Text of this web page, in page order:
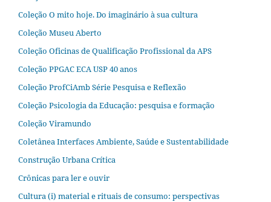
Coleção O mito hoje. Do imaginário à sua cultura
Coleção Museu Aberto
Coleção Oficinas de Qualificação Profissional da APS
Coleção PPGAC ECA USP 40 anos
Coleção ProfCiAmb Série Pesquisa e Reflexão
Coleção Psicologia da Educação: pesquisa e formação
Coleção Viramundo
Coletânea Interfaces Ambiente, Saúde e Sustentabilidade
Construção Urbana Crítica
Crônicas para ler e ouvir
Cultura (i) material e rituais de consumo: perspectivas